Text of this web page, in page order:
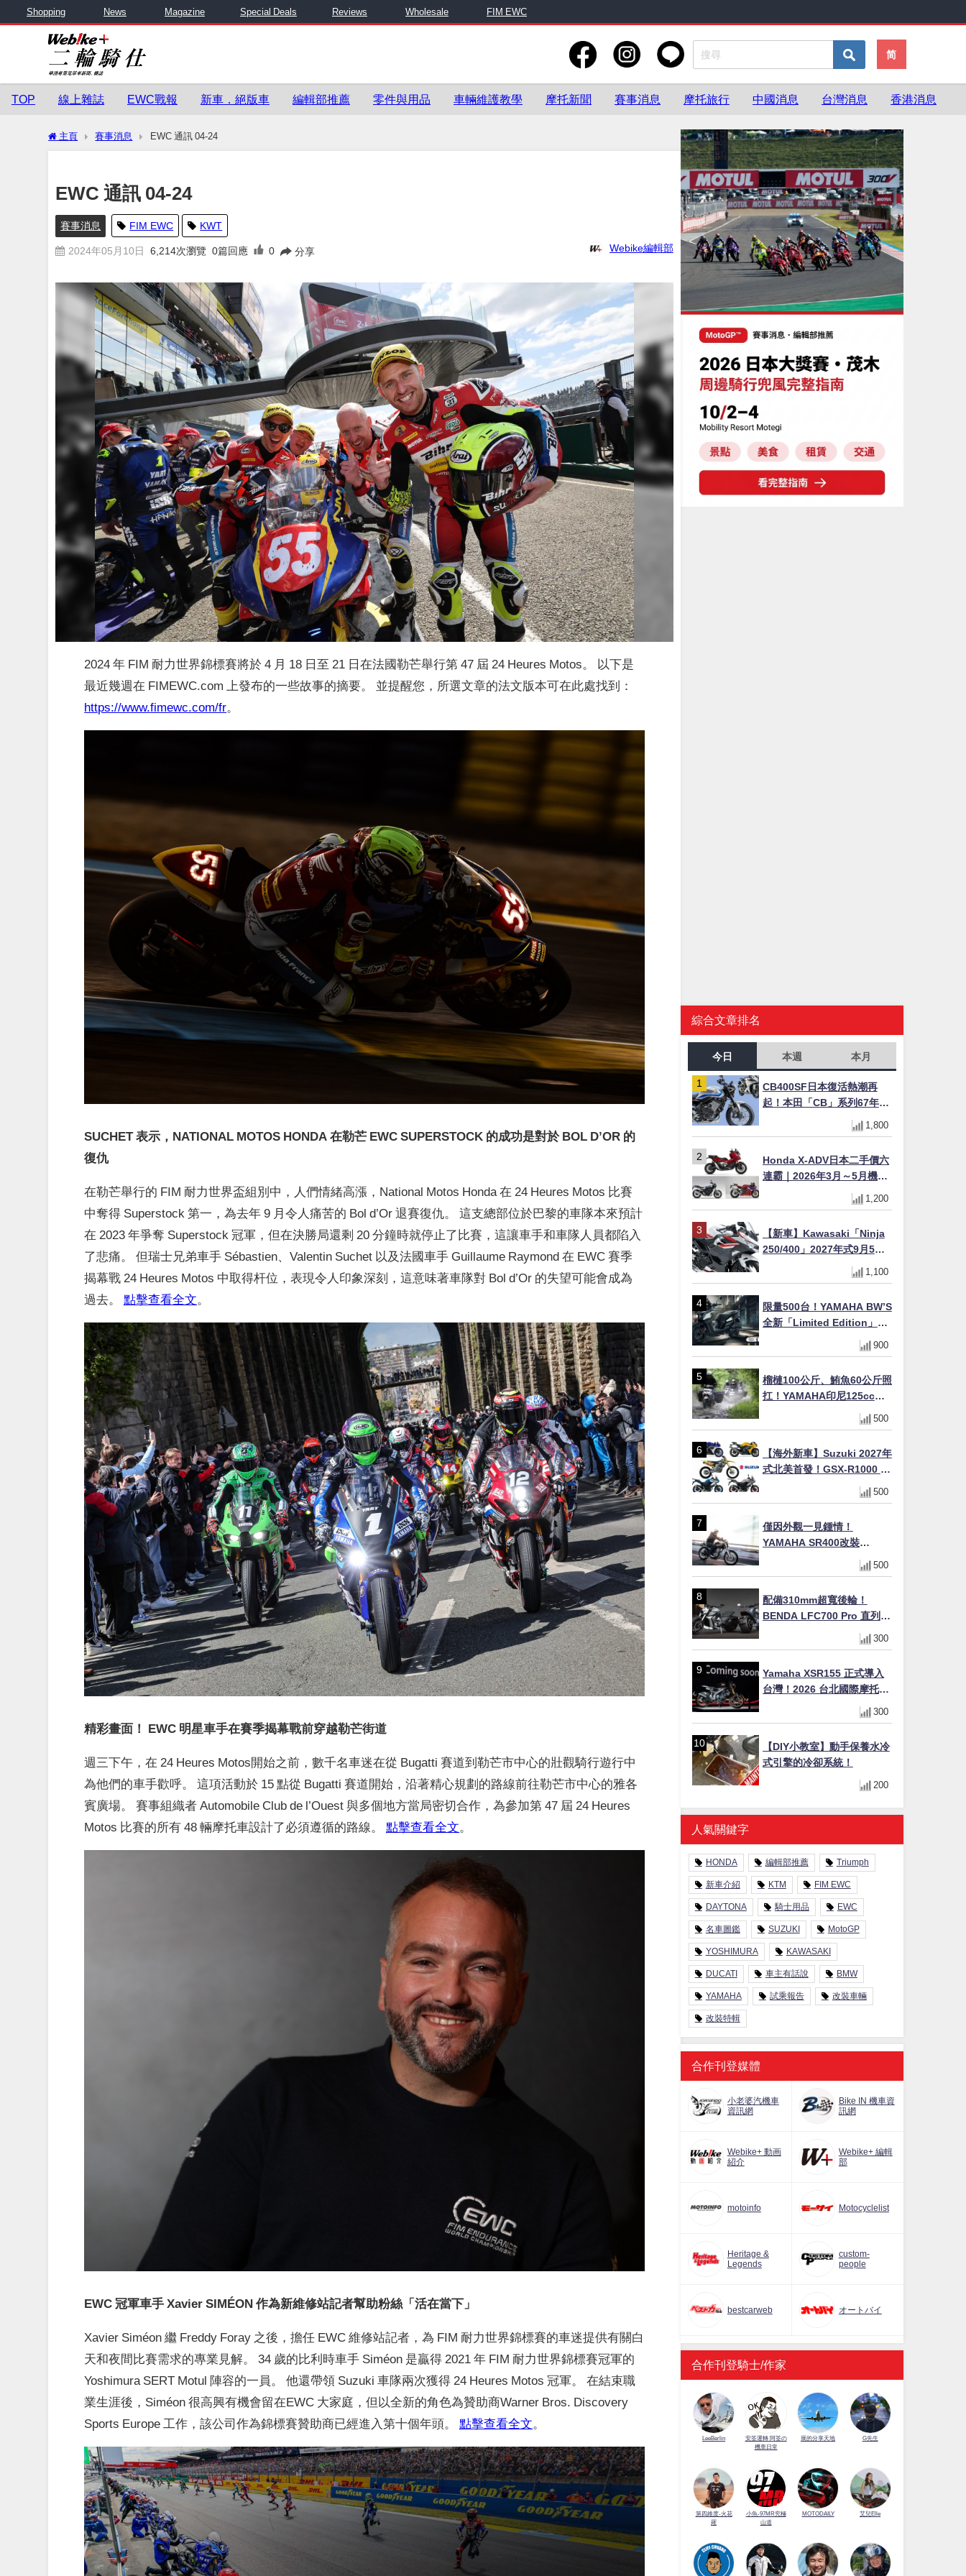
Shopping News Magazine Special Deals Reviews Wholesale FIM EWC
简
TOP 線上雜誌 EWC戰報 新車．絕版車 編輯部推薦 零件與用品 車輛維護教學 摩托新聞 賽事消息 摩托旅行 中國消息 台灣消息 香港消息
主頁 賽事消息 EWC 通訊 04-24
EWC 通訊 04-24
賽事消息 FIM EWC KWT
2024年05月10日 6,214次瀏覽 0篇回應 0 分享 Webike編輯部
2024 年 FIM 耐力世界錦標賽將於 4 月 18 日至 21 日在法國勒芒舉行第 47 屆 24 Heures Motos。 以下是
最近幾週在 FIMEWC.com 上發布的一些故事的摘要。 並提醒您，所選文章的法文版本可在此處找到：
https://www.fimewc.com/fr。
SUCHET 表示，NATIONAL MOTOS HONDA 在勒芒 EWC SUPERSTOCK 的成功是對於 BOL D’OR 的
復仇
在勒芒舉行的 FIM 耐力世界盃組別中，人們情緒高漲，National Motos Honda 在 24 Heures Motos 比賽
中奪得 Superstock 第一，為去年 9 月令人痛苦的 Bol d’Or 退賽復仇。 這支總部位於巴黎的車隊本來預計
在 2023 年爭奪 Superstock 冠軍，但在決勝局還剩 20 分鐘時就停止了比賽，這讓車手和車隊人員都陷入
了悲痛。 但瑞士兄弟車手 Sébastien、Valentin Suchet 以及法國車手 Guillaume Raymond 在 EWC 賽季
揭幕戰 24 Heures Motos 中取得杆位，表現令人印象深刻，這意味著車隊對 Bol d’Or 的失望可能會成為
過去。點擊查看全文。
精彩畫面！ EWC 明星車手在賽季揭幕戰前穿越勒芒街道
週三下午，在 24 Heures Motos開始之前，數千名車迷在從 Bugatti 賽道到勒芒市中心的壯觀騎行遊行中
為他們的車手歡呼。 這項活動於 15 點從 Bugatti 賽道開始，沿著精心規劃的路線前往勒芒市中心的雅各
賓廣場。 賽事組織者 Automobile Club de l’Ouest 與多個地方當局密切合作，為參加第 47 屆 24 Heures
Motos 比賽的所有 48 輛摩托車設計了必須遵循的路線。點擊查看全文
EWC 冠軍車手 Xavier SIMÉON 作為新維修站記者幫助粉絲「活在當下」
Xavier Siméon 繼 Freddy Foray 之後，擔任 EWC 維修站記者，為 FIM 耐力世界錦標賽的車迷提供有關白
天和夜間比賽需求的專業見解。 34 歲的比利時車手 Siméon 是贏得 2021 年 FIM 耐力世界錦標賽冠軍的
Yoshimura SERT Motul 陣容的一員。 他還帶領 Suzuki 車隊兩次獲得 24 Heures Motos 冠軍。 在結束職
業生涯後，Siméon 很高興有機會留在EWC 大家庭，但以全新的角色為贊助商Warner Bros. Discovery
Sports Europe 工作，該公司作為錦標賽贊助商已經進入第十個年頭。點擊查看全文
綜合文章排名
今日 本週 本月
CB400SF日本復活熱潮再
起！本田「CB」系列67年傳
奇解密 與CBR差異一次搞懂
1,800
Honda X-ADV日本二手價六
連霸｜2026年3月～5月機車
轉售排行榜 CBR1000RR-R
FIREBLADE SP首度躋身前
1,200
【新車】Kawasaki「Ninja
250/400」2027年式9月5日
日本發售！新塗裝登場×價格
不變×輔助滑動式離合器
1,100
限量500台！YAMAHA BW’S
全新「Limited Edition」都
市探索限定色 GOOPiMADE
聯名包同步登場
900
榴槤100公斤、鮪魚60公斤照
扛！YAMAHA印尼125cc速
克達Gear Ultima 2740公里
耐操實測
500
【海外新車】Suzuki 2027年
式北美首發！GSX-R1000 40
週年紀念×SV-7GX新款跨界
車×RM-Z450 Ken Roczen
500
僅因外觀一見鍾情！
YAMAHA SR400改裝
Tracker風格｜ 女車主的機車
人生蛻變記
500
配備310mm超寬後輪！
BENDA LFC700 Pro 直列四
缸巡航車挑戰歐洲市場
300
Yamaha XSR155 正式導入
台灣！2026 台北國際摩托車
展亮相，70 週年紀念版
YZF-R 系列限量追加販售
300
【DIY小教室】動手保養水冷
式引擎的冷卻系統！
200
人氣關鍵字
HONDA 編輯部推薦 Triumph
新車介紹 KTM FIM EWC
DAYTONA 騎士用品 EWC
名車圖鑑 SUZUKI MotoGP
YOSHIMURA KAWASAKI
DUCATI 車主有話說 BMW
YAMAHA 試乘報告 改裝車輛
改裝特輯
合作刊登媒體
小老婆汽機車
資訊網
Bike IN 機車資
訊網
Webike+ 動画
紹介
Webike+ 編輯
部
motoinfo Motocyclelist
Heritage &
Legends
custom-
people
bestcarweb オートバイ
合作刊登騎士/作家
LeeBerlin
安筌運轉 阿筌の
機車日常
展的分享天地 G先生
第四維度-火花
羅
小魚-97MR究極
山道
MOTODAILY 艾兒Elle